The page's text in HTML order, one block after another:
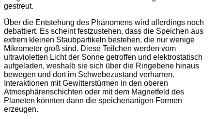
gestreut.
Über die Entstehung des Phänomens wird allerdings noch
debattiert. Es scheint festzustehen, dass die Speichen aus
extrem kleinen Staubpartikeln bestehen, die nur wenige
Mikrometer groß sind. Diese Teilchen werden vom
ultravioletten Licht der Sonne getroffen und elektrostatisch
aufgeladen, weshalb sie sich über die Ringebene hinaus
bewegen und dort im Schwebezustand verharren.
Interaktionen mit Gewitterstürmen in den oberen
Atmosphärenschichten oder mit dem Magnetfeld des
Planeten könnten dann die speichenartigen Formen
erzeugen.